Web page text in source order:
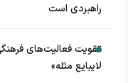
راهبردی است
تقویت فعالیت‌های
لایبایع مثله»